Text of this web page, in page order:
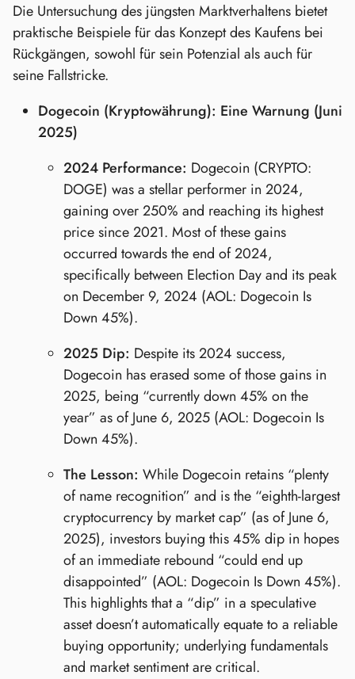
Die Untersuchung des jüngsten Marktverhaltens bietet
praktische Beispiele für das Konzept des Kaufens bei
Rückgängen, sowohl für sein Potenzial als auch für
seine Fallstricke.
Dogecoin (Kryptowährung): Eine Warnung (Juni
2025)
2024 Performance: Dogecoin (CRYPTO:
DOGE) was a stellar performer in 2024,
gaining over 250% and reaching its highest
price since 2021. Most of these gains
occurred towards the end of 2024,
specifically between Election Day and its peak
on December 9, 2024 (AOL: Dogecoin Is
Down 45%).
2025 Dip: Despite its 2024 success,
Dogecoin has erased some of those gains in
2025, being “currently down 45% on the
year” as of June 6, 2025 (AOL: Dogecoin Is
Down 45%).
The Lesson: While Dogecoin retains “plenty
of name recognition” and is the “eighth-largest
cryptocurrency by market cap” (as of June 6,
2025), investors buying this 45% dip in hopes
of an immediate rebound “could end up
disappointed” (AOL: Dogecoin Is Down 45%).
This highlights that a “dip” in a speculative
asset doesn’t automatically equate to a reliable
buying opportunity; underlying fundamentals
and market sentiment are critical.